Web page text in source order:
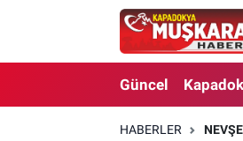
Güncel
HABERLER
CANLI SEÇİM SONUÇLARI
Güncel
Nevşehir Nöbetçi Eczaneler
Nevşehir Hava Durumu